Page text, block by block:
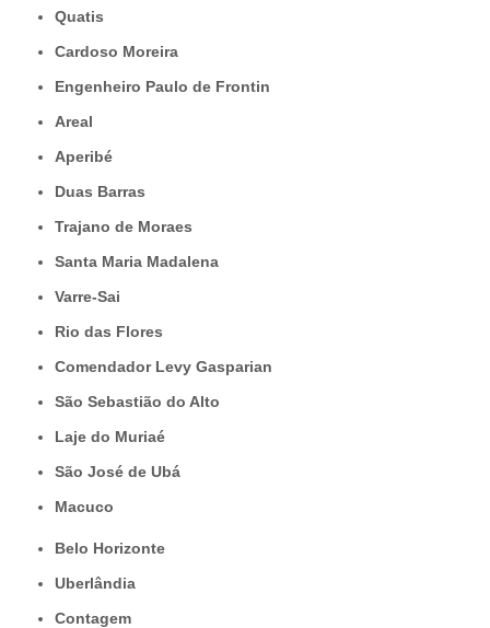
Quatis
Cardoso Moreira
Engenheiro Paulo de Frontin
Areal
Aperibé
Duas Barras
Trajano de Moraes
Santa Maria Madalena
Varre-Sai
Rio das Flores
Comendador Levy Gasparian
São Sebastião do Alto
Laje do Muriaé
São José de Ubá
Macuco
Belo Horizonte
Uberlândia
Contagem